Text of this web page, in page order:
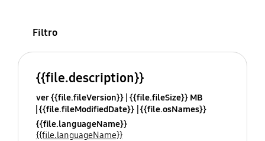
Filtro
{{file.description}}
ver {{file.fileVersion}} {{file.fileSize}} MB
{{file.fileModifiedDate}} {{file.osNames}}
{{file.languageName}}
{{file.languageName}}